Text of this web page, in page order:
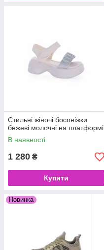
Стильні жіночі босоніжки
бежеві молочні на платформі
В наявності
1 280 ₴
Купити
Новинка